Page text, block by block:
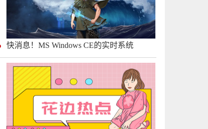
快消息！MS Windows CE的实时系统